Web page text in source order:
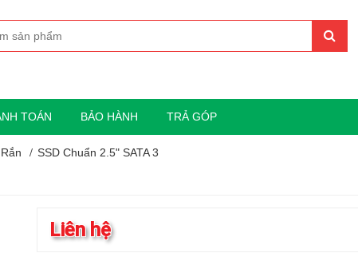
TOÁN BẢO HÀNH TRẢ GÓP
SSD Chuẩn 2.5" SATA 3
Liên hệ